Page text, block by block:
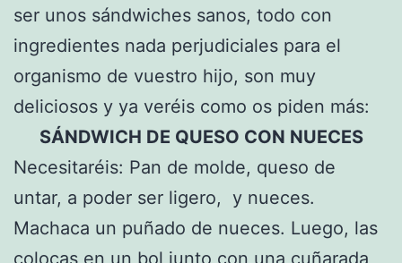
ser unos sándwiches sanos, todo con
ingredientes nada perjudiciales para el
organismo de vuestro hijo, son muy
deliciosos y ya veréis como os piden más:
SÁNDWICH DE QUESO CON NUECES
Necesitaréis: Pan de molde, queso de
untar, a poder ser ligero, y nueces.
Machaca un puñado de nueces. Luego, las
colocas en un bol junto con una cuñarada